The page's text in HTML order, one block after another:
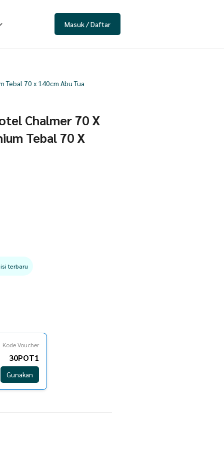
Masuk / Daftar
Tebal 70 x 140cm Abu Tua
Chalmer 70 X
Tebal 70 X
terbaru
Kode Voucher
30POT1
Gunakan